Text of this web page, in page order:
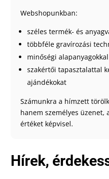
Webshopunkban:
széles termék- és
többféle gravírozási
minőségi
szakértői tapasztalattal
ajándékokat
Számunkra a hímzett
hanem személyes üzenet,
értéket képvisel.
Hírek,